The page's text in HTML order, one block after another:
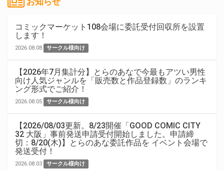
コミックマーケット108会場に委託受付回収所を設置
します！
2026.08.08 サークル様向け
【2026年7月集計分】とらのあなで今最もアツい男性
向け人気ジャンルを「販売数と作品登録数」のランキ
ング形式でご紹介！
2026.08.05 サークル様向け
【2026/08/03更新。8/23開催「GOOD COMIC CITY
32 大阪」事前発送申請受付開始しました。申請締
切：8/20(木)】とらのあな委託作品を イベント会場で
発送受付！
2026.08.03 サークル様向け